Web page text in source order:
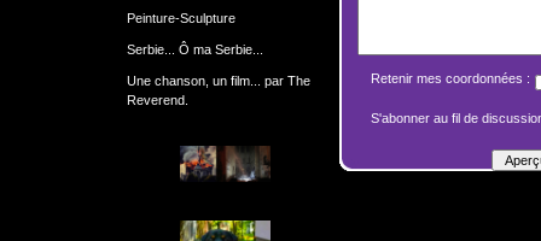
Peinture-Sculpture
Serbie... Ô ma Serbie...
Une chanson, un film... par The
Reverend.
Retenir mes coordonnées :
S'abonner au fil de